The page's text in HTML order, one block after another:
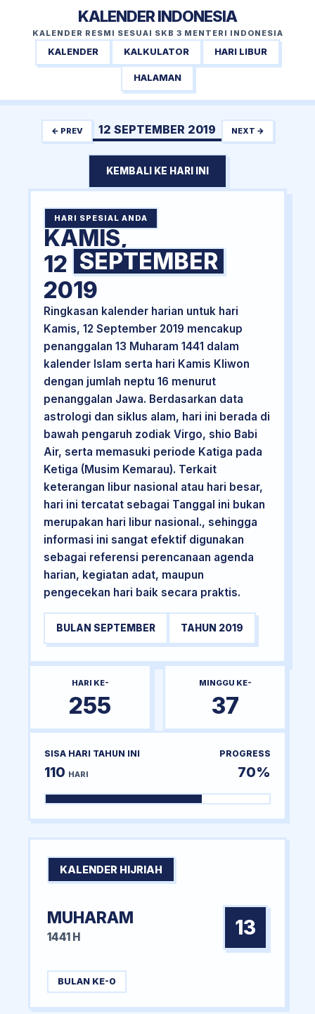
KALENDER INDONESIA
KALENDER RESMI SESUAI SKB 3 MENTERI INDONESIA
KALENDER KALKULATOR HARI LIBUR
HALAMAN
← PREV 12 SEPTEMBER 2019 NEXT →
KEMBALI KE HARI INI
HARI SPESIAL ANDA
KAMIS,
12 SEPTEMBER
2019
Ringkasan kalender harian untuk hari
Kamis, 12 September 2019 mencakup
penanggalan 13 Muharam 1441 dalam
kalender Islam serta hari Kamis Kliwon
dengan jumlah neptu 16 menurut
penanggalan Jawa. Berdasarkan data
astrologi dan siklus alam, hari ini berada di
bawah pengaruh zodiak Virgo, shio Babi
Air, serta memasuki periode Katiga pada
Ketiga (Musim Kemarau). Terkait
keterangan libur nasional atau hari besar,
hari ini tercatat sebagai Tanggal ini bukan
merupakan hari libur nasional., sehingga
informasi ini sangat efektif digunakan
sebagai referensi perencanaan agenda
harian, kegiatan adat, maupun
pengecekan hari baik secara praktis.
BULAN SEPTEMBER TAHUN 2019
HARI KE-
255
MINGGU KE-
37
SISA HARI TAHUN INI
110 HARI
PROGRESS
70%
KALENDER HIJRIAH
MUHARAM
1441 H 13
BULAN KE-0